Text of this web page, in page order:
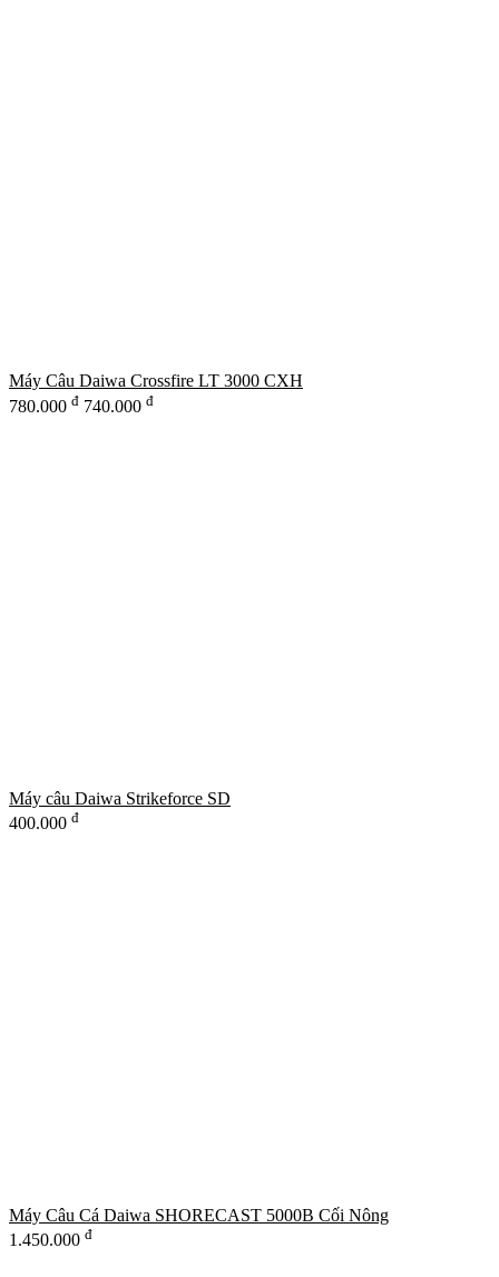
Máy Câu Daiwa Crossfire LT 3000 CXH
780.000 đ 740.000 đ
Máy câu Daiwa Strikeforce SD
400.000 đ
Máy Câu Cá Daiwa SHORECAST 5000B Cối Nông
1.450.000 đ